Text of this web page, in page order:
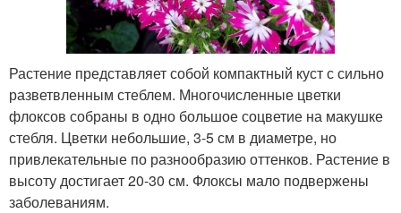
Растение представляет собой компактный куст с сильно
разветвленным стеблем. Многочисленные цветки
флоксов собраны в одно большое соцветие на макушке
стебля. Цветки небольшие, 3-5 см в диаметре, но
привлекательные по разнообразию оттенков. Растение в
высоту достигает 20-30 см. Флоксы мало подвержены
заболеваниям.